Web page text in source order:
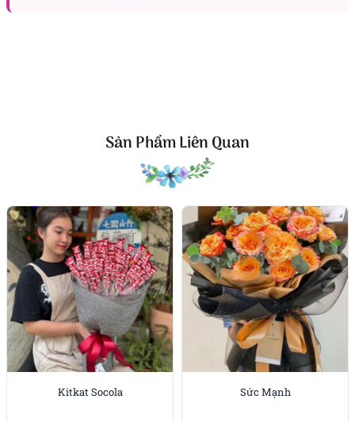
Sản Phẩm Liên Quan
Kitkat Socola Sức Mạnh